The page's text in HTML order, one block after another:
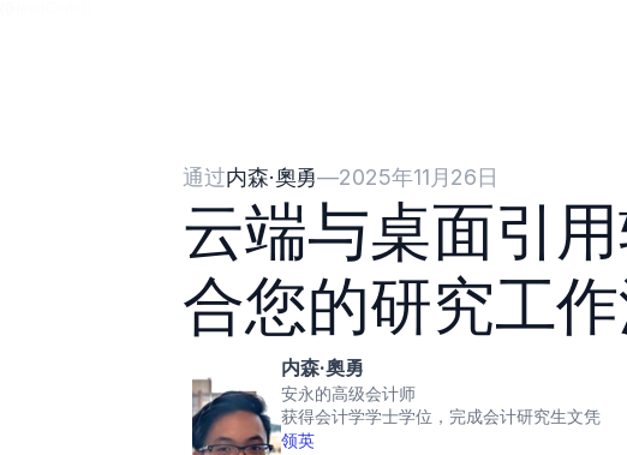
通过内森·奧勇—2025年11月26日
云端与桌面引
合您的研究工作
内森·奧勇
安永的高级会计师
获得会计学学士学位，完成会计研究生文凭
领英